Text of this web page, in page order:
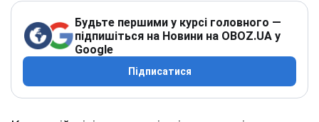
Будьте першими у курсі головного —
підпишіться на Новини на OBOZ.UA у
Google
Підписатися